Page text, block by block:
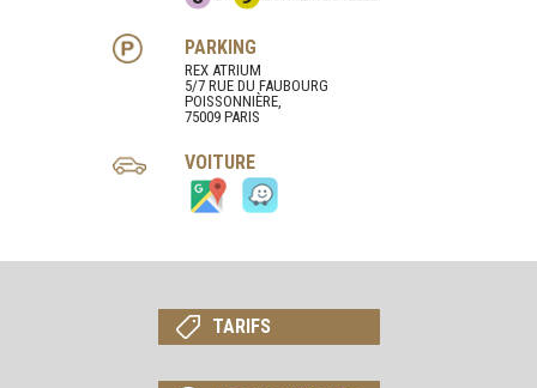
PARKING
REX ATRIUM
5/7 RUE DU FAUBOURG
POISSONNIÈRE,
75009 PARIS
VOITURE
TARIFS